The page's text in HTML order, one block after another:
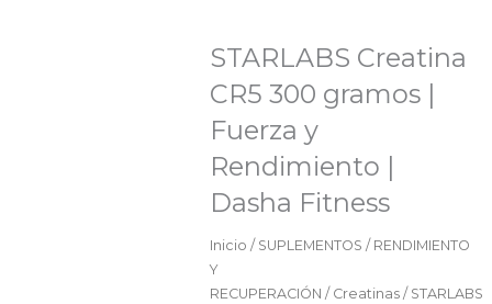
STARLABS Creatina
CR5 300 gramos |
Fuerza y
Rendimiento |
Dasha Fitness
Inicio / SUPLEMENTOS / RENDIMIENTO
Y
RECUPERACIÓN / Creatinas / STARLABS